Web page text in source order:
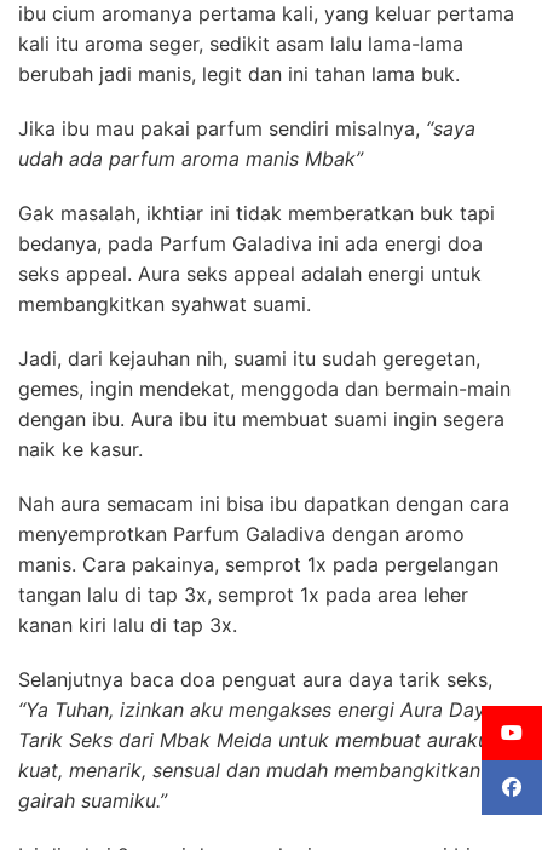
ibu cium aromanya pertama kali, yang keluar pertama
kali itu aroma seger, sedikit asam lalu lama-lama
berubah jadi manis, legit dan ini tahan lama buk.
Jika ibu mau pakai parfum sendiri misalnya, “saya
udah ada parfum aroma manis Mbak”
Gak masalah, ikhtiar ini tidak memberatkan buk tapi
bedanya, pada Parfum Galadiva ini ada energi doa
seks appeal. Aura seks appeal adalah energi untuk
membangkitkan syahwat suami.
Jadi, dari kejauhan nih, suami itu sudah geregetan,
gemes, ingin mendekat, menggoda dan bermain-main
dengan ibu. Aura ibu itu membuat suami ingin segera
naik ke kasur.
Nah aura semacam ini bisa ibu dapatkan dengan cara
menyemprotkan Parfum Galadiva dengan aromo
manis. Cara pakainya, semprot 1x pada pergelangan
tangan lalu di tap 3x, semprot 1x pada area leher
kanan kiri lalu di tap 3x.
Selanjutnya baca doa penguat aura daya tarik seks,
“Ya Tuhan, izinkan aku mengakses energi Aura Daya
Tarik Seks dari Mbak Meida untuk membuat auraku
kuat, menarik, sensual dan mudah membangkitkan
gairah suamiku.”